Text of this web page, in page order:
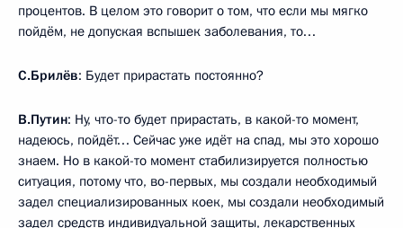
процентов. В целом это говорит о том, что если мы мягко
пойдём, не допуская вспышек заболевания, то…
С.Брилёв: Будет прирастать постоянно?
В.Путин: Ну, что-то будет прирастать, в какой-то момент,
надеюсь, пойдёт… Сейчас уже идёт на спад, мы это хорошо
знаем. Но в какой-то момент стабилизируется полностью
ситуация, потому что, во-первых, мы создали необходимый
задел специализированных коек, мы создали необходимый
задел средств индивидуальной защиты, лекарственных